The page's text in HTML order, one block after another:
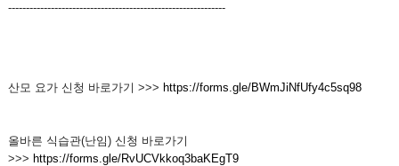
-------------------------------------------------------------
산모 요가 신청 바로가기 >>> https://forms.gle/BWmJiNfUfy4c5sq98
올바른 식습관(난임) 신청 바로가기
>>> https://forms.gle/RvUCVkkoq3baKEgT9